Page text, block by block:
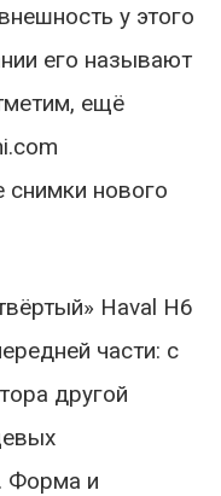
у этого
его называют
ещё
снимки нового
Haval H6
части: с
другой
Форма и